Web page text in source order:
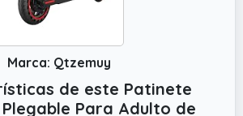
Marca: Qtzemuy
de este Patinete
Para Adulto de